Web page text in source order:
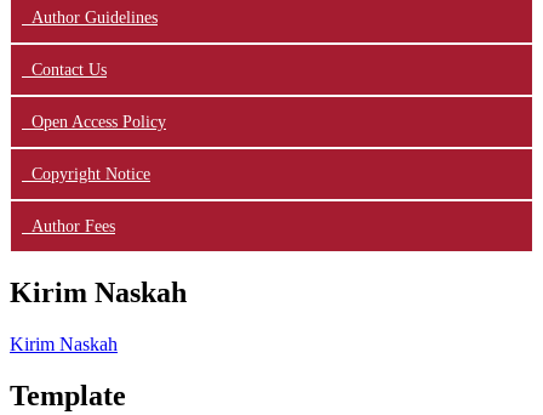
Author Guidelines
Contact Us
Open Access Policy
Copyright Notice
Author Fees
Kirim Naskah
Kirim Naskah
Template